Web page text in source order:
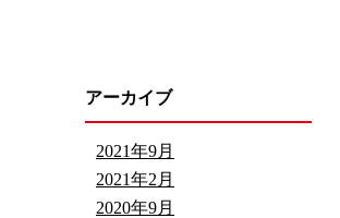
アーカイブ
2021年9月
2021年2月
2020年9月